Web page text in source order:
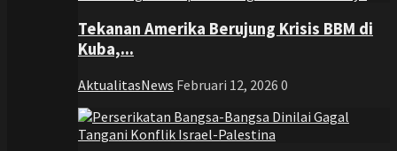
Tekanan Amerika Berujung Krisis BBM di
Kuba,...
AktualitasNews Februari 12, 2026 0